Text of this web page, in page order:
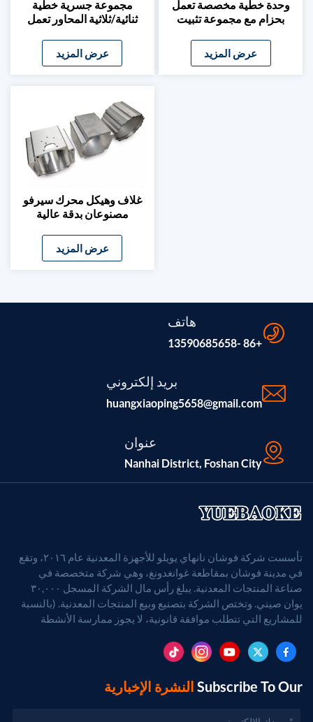
مجموعة جسرية خطية
ثنائية/ثلاثية المحاور تعمل
بنفسك، للنقش بالليزر وآلات
CNC
عرض المزيد
وحدة خطية مخصصة تعمل
بحزام مع مجموعة تثبيت
عرض المزيد
غلاف وهيكل محرك سيرفو
مصنوعان بدقة عالية
الألومنيوم
عرض المزيد
هاتف
+86 -13590685658
بريد إلكتروني
huangxiaoping5658@gmail.com
عنوان
Nanhai District, Foshan City
تأسست شركة فوشان نانهاي يويلو للأجهزة المعدنية عام ٢٠١٦، وتقع
في مدينة فوشان بمقاطعة غوانغدونغ، وهي شركة متخصصة في
صناعة المنتجات المعدنية. يبلغ رأس مال الشركة المسجل ٣٠,٠٠٠
يوان صيني. وتختص الشركة بتصنيع وبيع المنتجات المعدنية. (بالنسبة
للمشاريع التي تتطلب موافقة قانونية، لا يجوز ممارسة الأنشطة
Subscribe To Our النشرة الإخبارية